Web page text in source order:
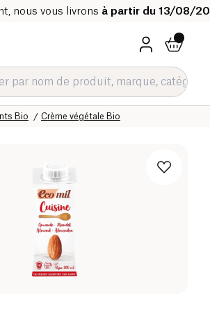
nous vous livrons à partir du 13/08/
Crème végétale Bio
Bio
Epicerie salée Bio
bio